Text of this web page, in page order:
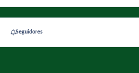
Seguidores